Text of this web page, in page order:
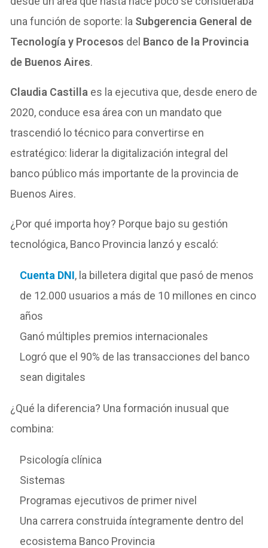
una función de soporte: la Subgerencia General de
Tecnología y Procesos del Banco de la Provincia
de Buenos Aires.
Claudia Castilla es la ejecutiva que, desde enero de
2020, conduce esa área con un mandato que
trascendió lo técnico para convertirse en
estratégico: liderar la digitalización integral del
banco público más importante de la provincia de
Buenos Aires.
¿Por qué importa hoy? Porque bajo su gestión
tecnológica, Banco Provincia lanzó y escaló:
Cuenta DNI, la billetera digital que pasó de menos
de 12.000 usuarios a más de 10 millones en cinco
años
Ganó múltiples premios internacionales
Logró que el 90% de las transacciones del banco
sean digitales
¿Qué la diferencia? Una formación inusual que
combina:
Psicología clínica
Sistemas
Programas ejecutivos de primer nivel
Una carrera construida íntegramente dentro del
ecosistema Banco Provincia